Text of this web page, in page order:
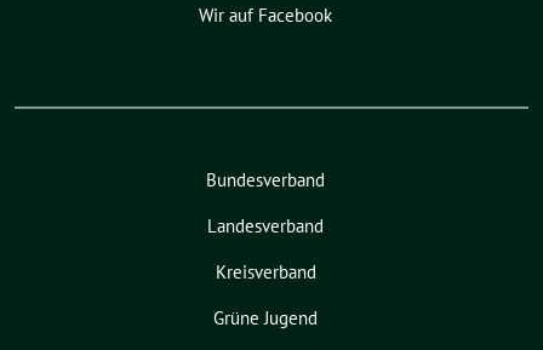
Wir auf Facebook
Bundesverband
Landesverband
Kreisverband
Grüne Jugend